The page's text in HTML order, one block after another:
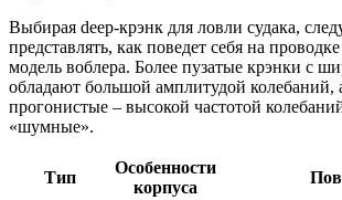
Выбирая deep-крэнк для ловли судака,
представлять, как поведет себя на
модель воблера. Более пузатые крэнки с
обладают большой амплитудой колебаний,
прогонистые – высокой частотой
«шумные».
Тип
Особенности
корпуса